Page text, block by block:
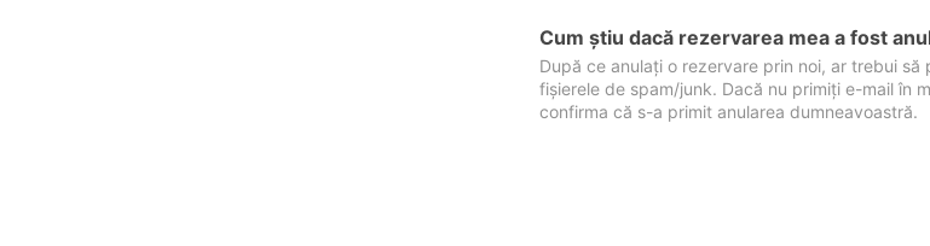
Cum ştiu dacă rezervarea mea a fost
După ce anulați o rezervare prin noi, ar trebui
fișierele de spam/junk. Dacă nu primiți e-mail în
confirma că s-a primit anularea dumneavoastră.